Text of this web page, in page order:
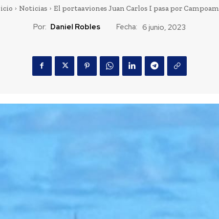
Noticias El portaaviones Juan Carlos I pasa por
Por: Daniel Robles Fecha: 6 junio, 2023